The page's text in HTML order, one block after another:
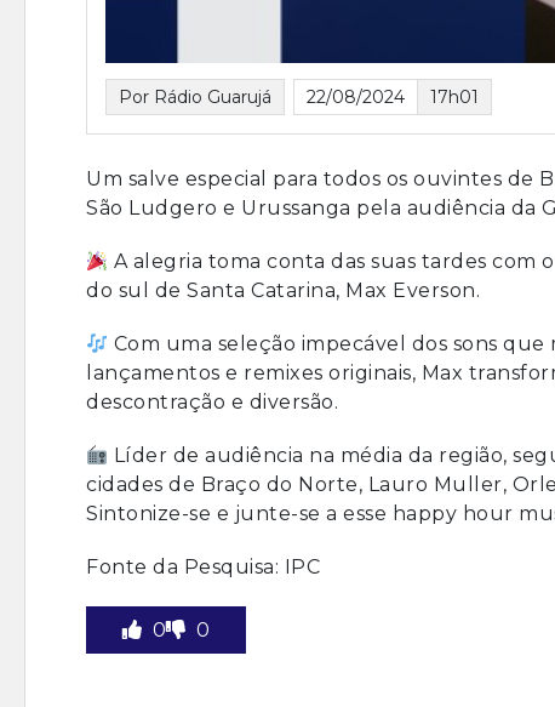
Por Rádio Guarujá 22/08/2024 17h01
Um salve especial para todos os ouvintes de
São Ludgero e Urussanga pela audiência da
A alegria toma conta das suas tardes com
do sul de Santa Catarina, Max Everson.
Com uma seleção impecável dos sons
lançamentos e remixes originais, Max
descontração e diversão.
Líder de audiência na média da região,
cidades de Braço do Norte, Lauro Muller,
Sintonize-se e junte-se a esse happy hour
Fonte da Pesquisa: IPC
0 0